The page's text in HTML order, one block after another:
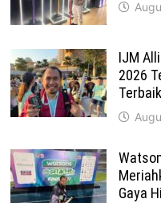
IJM
2026
Gaya